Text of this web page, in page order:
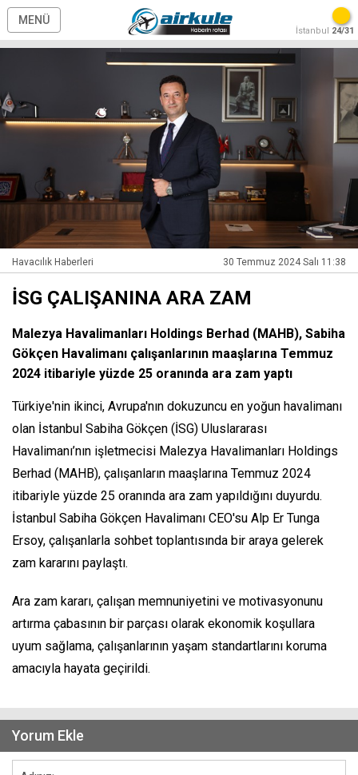
MENÜ
İstanbul 24/31
Havacılık Haberleri 30 Temmuz 2024 Salı 11:38
İSG ÇALIŞANINA ARA ZAM
Malezya Havalimanları Holdings Berhad (MAHB), Sabiha
Gökçen Havalimanı çalışanlarının maaşlarına Temmuz
2024 itibariyle yüzde 25 oranında ara zam yaptı
Türkiye'nin ikinci, Avrupa'nın dokuzuncu en yoğun havalimanı
olan İstanbul Sabiha Gökçen (İSG) Uluslararası
Havalimanı’nın işletmecisi Malezya Havalimanları Holdings
Berhad (MAHB), çalışanların maaşlarına Temmuz 2024
itibariyle yüzde 25 oranında ara zam yapıldığını duyurdu.
İstanbul Sabiha Gökçen Havalimanı CEO'su Alp Er Tunga
Ersoy, çalışanlarla sohbet toplantısında bir araya gelerek
zam kararını paylaştı.
Ara zam kararı, çalışan memnuniyetini ve motivasyonunu
artırma çabasının bir parçası olarak ekonomik koşullara
uyum sağlama, çalışanlarının yaşam standartlarını koruma
amacıyla hayata geçirildi.
Yorum Ekle